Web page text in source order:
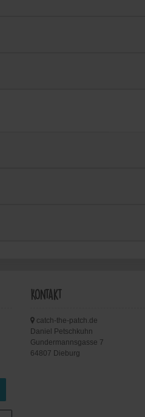
Kontakt
catch-the-patch.de
Daniel Petschkuhn
Gundermannsgasse 7
64807 Dieburg